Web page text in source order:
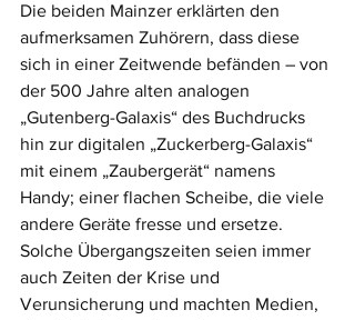
Die beiden Mainzer erklärten den
aufmerksamen Zuhörern, dass diese
sich in einer Zeitwende befänden – von
der 500 Jahre alten analogen
„Gutenberg-Galaxis“ des Buchdrucks
hin zur digitalen „Zuckerberg-Galaxis“
mit einem „Zaubergerät“ namens
Handy; einer flachen Scheibe, die viele
andere Geräte fresse und ersetze.
Solche Übergangszeiten seien immer
auch Zeiten der Krise und
Verunsicherung und machten Medien,